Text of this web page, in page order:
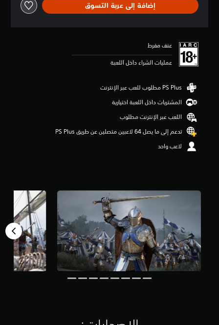
ل
ي
م
3
.
2
ج
م
ن
5
م
ا
ل
ي
‏
1
إضافة إلى عربة التسوق
عنف مفرط
عمليات الشراء داخل اللعبة
المشتريات داخل اللعبة اختيارية
اللعب عبر الإنترنت مطلوب
تدعم إلى ما يصل 64 لاعبين متصلين عن طريق PS Plus‏
لاعب واحد